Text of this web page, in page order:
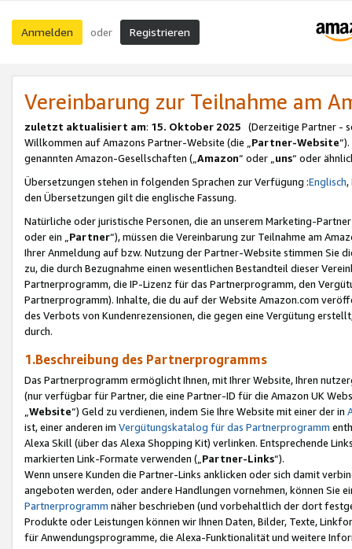
Anmelden oder Registrieren
Vereinbarung zur Teilnahme am
zuletzt aktualisiert am: 15. Oktober 2025 (Derzeitige Partner -
Willkommen auf Amazons Partner-Website (die „Partner-Website
genannten Amazon-Gesellschaften („Amazon“ oder „uns“ oder
Übersetzungen stehen in folgenden Sprachen zur Verfügung :Englisch,
den Übersetzungen gilt die englische Fassung.
Natürliche oder juristische Personen, die an unserem Marketing-
oder ein „Partner“), müssen die Vereinbarung zur Teilnahme am
Ihrer Anmeldung auf bzw. Nutzung der Partner-Website stimmen Sie
zu, die durch Bezugnahme einen wesentlichen Bestandteil dieser
Partnerprogramm, die IP-Lizenz für das Partnerprogramm, den
Partnerprogramm). Inhalte, die du auf der Website Amazon.com
des Verbots von Kundenrezensionen, die gegen eine Vergütung
durch.
1.Beschreibung des Partnerprogramms
Das Partnerprogramm ermöglicht Ihnen, mit Ihrer Website, Ihren
(nur verfügbar für Partner, die eine Partner-ID für die Amazon UK
Website“) Geld zu verdienen, indem Sie Ihre Website mit einer der in
ist, einer anderen im Vergütungskatalog für das Partnerprogramm
Alexa Skill (über das Alexa Shopping Kit) verlinken. Entsprechende
markierten Link-Formate verwenden („ Partner-Links“).
Wenn unsere Kunden die Partner-Links anklicken oder sich damit
angeboten werden, oder andere Handlungen vornehmen, können Sie
Partnerprogramm näher beschrieben (und vorbehaltlich der dort
Produkte oder Leistungen können wir Ihnen Daten, Bilder, Texte,
für Anwendungsprogramme, die Alexa-Funktionalität und weitere